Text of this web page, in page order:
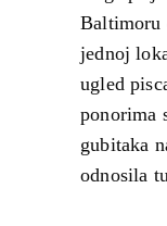
Baltimoru
jednoj
ugled
ponorima
gubitaka
odnosila